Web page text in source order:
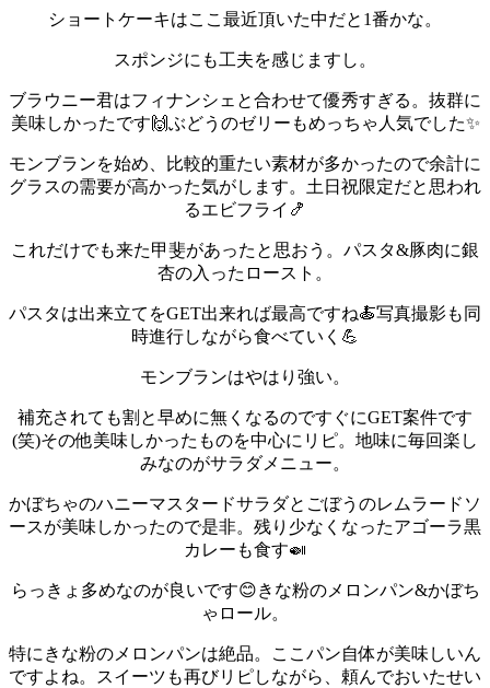
ショートケーキはここ最近頂いた中だと1番かな。
スポンジにも工夫を感じますし。
ブラウニー君はフィナンシェと合わせて優秀すぎる。抜群に
美味しかったです🙌ぶどうのゼリーもめっちゃ人気でした✨
モンブランを始め、比較的重たい素材が多かったので余計に
グラスの需要が高かった気がします。 土日祝限定だと思われ
るエビフライ🍤
これだけでも来た甲斐があったと思おう。 パスタ&豚肉に銀
杏の入ったロースト。
パスタは出来立てをGET出来れば最高ですね🍝写真撮影も同
時進行しながら食べていく💪
モンブランはやはり強い。
補充されても割と早めに無くなるのですぐにGET案件です
(笑)その他美味しかったものを中心にリピ。 地味に毎回楽し
みなのがサラダメニュー。
かぼちゃのハニーマスタードサラダとごぼうのレムラードソ
ースが美味しかったので是非。 残り少なくなったアゴーラ黒
カレーも食す🍛
らっきょ多めなのが良いです😊きな粉のメロンパン&かぼち
ゃロール。
特にきな粉のメロンパンは絶品。ここパン自体が美味しいん
ですよね。
スイーツも再びリピしながら、 頼んでおいたせい